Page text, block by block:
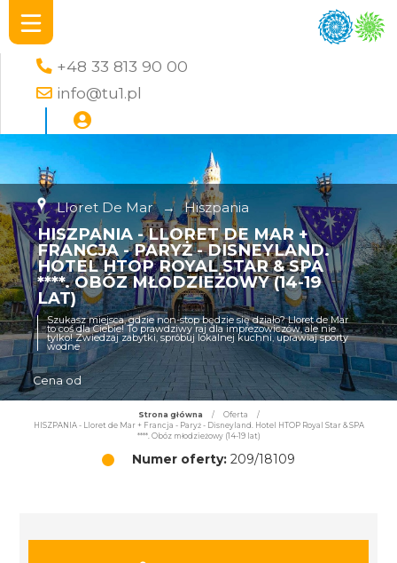
+48 33 813 90 00
info@tu1.pl
Lloret De Mar → Hiszpania
HISZPANIA - LLORET DE MAR +
FRANCJA - PARYŻ - DISNEYLAND.
HOTEL HTOP ROYAL STAR & SPA
****. OBÓZ MŁODZIEŻOWY (14-19
LAT)
Szukasz miejsca, gdzie non-stop będzie się działo? Lloret de Mar
to coś dla Ciebie! To prawdziwy raj dla imprezowiczów, ale nie
tylko! Zwiedzaj zabytki, spróbuj lokalnej kuchni, uprawiaj sporty
wodne
Cena od
Strona główna / Oferta
/
HISZPANIA - Lloret de Mar + Francja - Paryż - Disneyland. Hotel HTOP Royal Star & SPA
****. Obóz młodzieżowy (14-19 lat)
Numer oferty: 209/18109